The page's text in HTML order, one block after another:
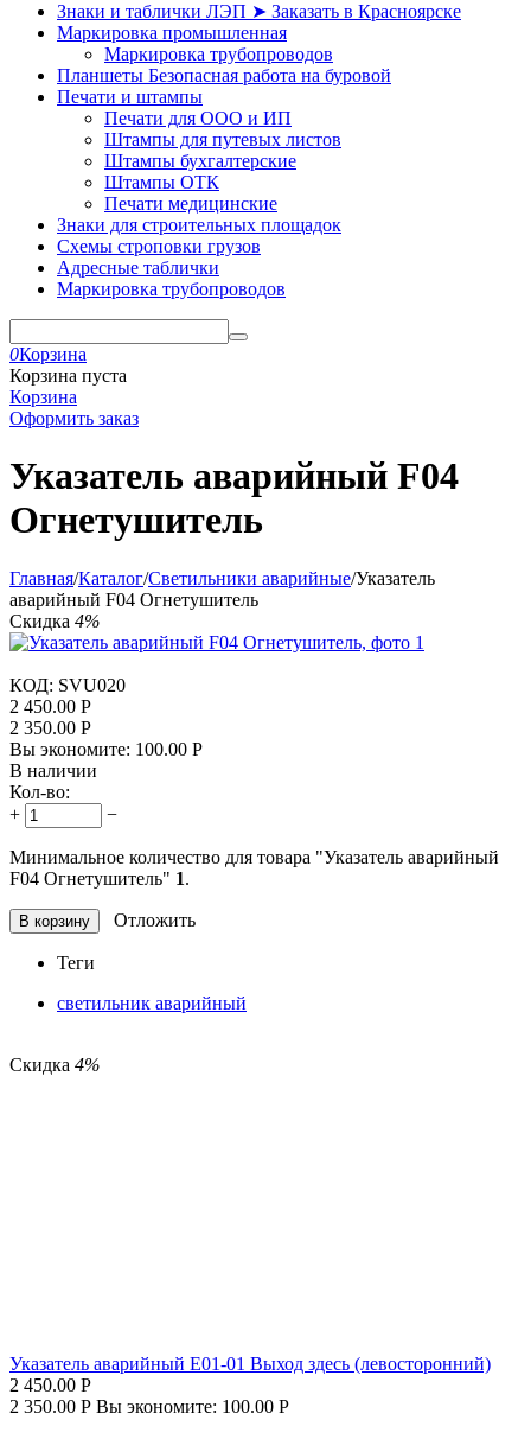
Знаки и таблички ЛЭП ➤ Заказать в Красноярске
Маркировка промышленная
Маркировка трубопроводов
Планшеты Безопасная работа на буровой
Печати и штампы
Печати для ООО и ИП
Штампы для путевых листов
Штампы бухгалтерские
Штампы ОТК
Печати медицинские
Знаки для строительных площадок
Схемы строповки грузов
Адресные таблички
Маркировка трубопроводов
0Корзина
Корзина пуста
Корзина
Оформить заказ
Указатель аварийный F04
Огнетушитель
Главная/Каталог/Светильники аварийные/Указатель
аварийный F04 Огнетушитель
Скидка 4%
КОД: SVU020
2 450.00 Р
2 350.00 Р
Вы экономите: 100.00 Р
В наличии
Кол-во:
+
−
Минимальное количество для товара "Указатель аварийный
F04 Огнетушитель" 1.
В корзину Отложить
Теги
светильник аварийный
Скидка 4%
Указатель аварийный E01-01 Выход здесь (левосторонний)
2 450.00 Р
2 350.00 Р Вы экономите: 100.00 Р